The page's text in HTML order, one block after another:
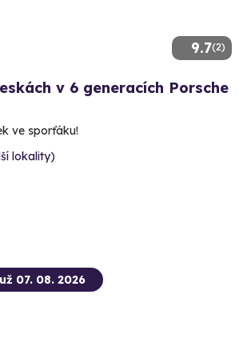
9.7(2)
v 6 generacích Porsche
ve sporťáku!
lokality)
07. 08. 2026